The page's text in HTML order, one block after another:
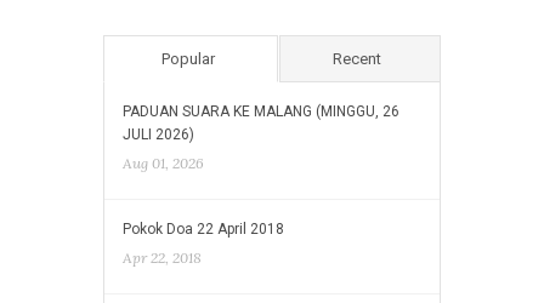
Popular Recent
PADUAN SUARA KE MALANG (MINGGU, 26
JULI 2026)
Aug 01, 2026
Pokok Doa 22 April 2018
Apr 22, 2018